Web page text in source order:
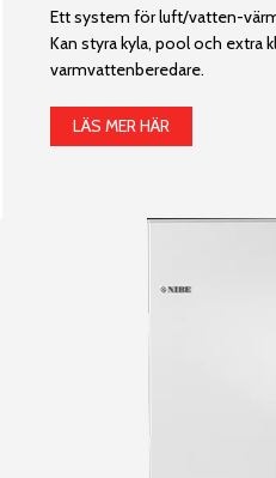
Ett system för luft/vatten-
Kan styra kyla, pool och extra
varmvattenberedare.
LÄS MER HÄR